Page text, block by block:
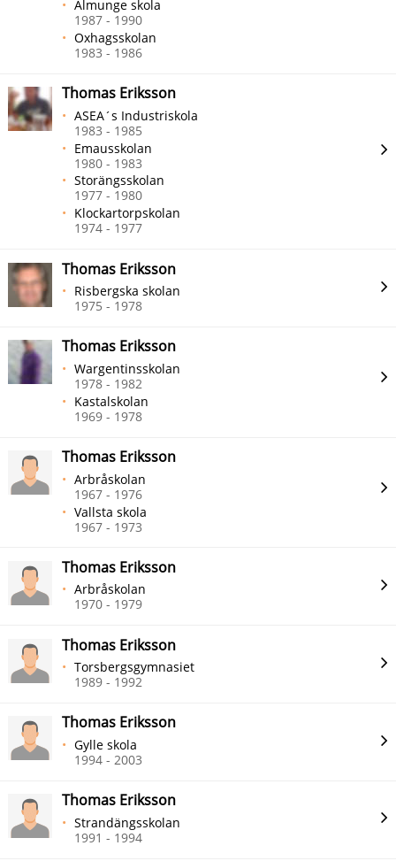
Almunge skola
1987 - 1990
Oxhagsskolan
1983 - 1986
Thomas Eriksson
ASEA´s Industriskola
1983 - 1985
Emausskolan
1980 - 1983
Storängsskolan
1977 - 1980
Klockartorpskolan
1974 - 1977
Thomas Eriksson
Risbergska skolan
1975 - 1978
Thomas Eriksson
Wargentinsskolan
1978 - 1982
Kastalskolan
1969 - 1978
Thomas Eriksson
Arbråskolan
1967 - 1976
Vallsta skola
1967 - 1973
Thomas Eriksson
Arbråskolan
1970 - 1979
Thomas Eriksson
Torsbergsgymnasiet
1989 - 1992
Thomas Eriksson
Gylle skola
1994 - 2003
Thomas Eriksson
Strandängsskolan
1991 - 1994